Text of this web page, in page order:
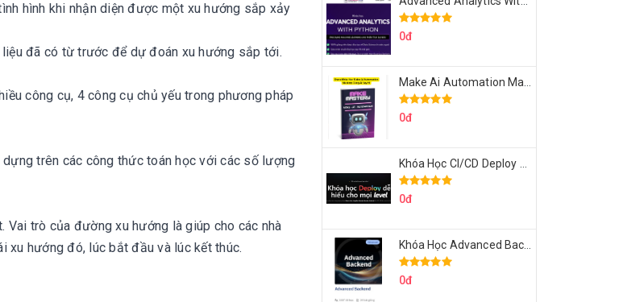
hình khi nhận diện được một xu hướng sắp xảy
đã có từ trước để dự đoán xu hướng sắp tới.
công cụ, 4 công cụ chủ yếu trong phương pháp
trên các công thức toán học với các số lượng
Vai trò của đường xu hướng là giúp cho các nhà
xu hướng đó, lúc bắt đầu và lúc kết thúc.
0đ
0đ
0đ
0đ